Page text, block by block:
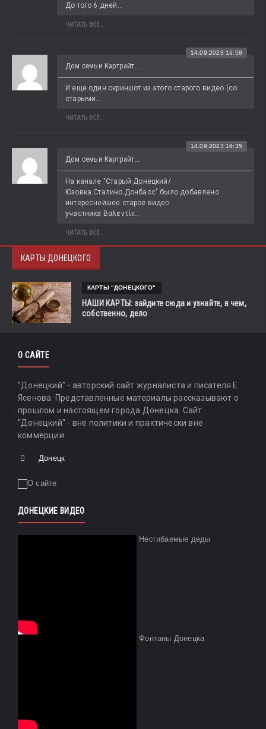
До того 6 дней...
ЧИТАТЬ ВСЁ...
Дом семьи Картрайт...
14.09.2023 16:58
И еще один скриншот из этого старого видео (со
старыми...
ЧИТАТЬ ВСЁ...
Дом семьи Картрайт...
14.09.2023 16:35
На канале "Старый Донецкий/
Юзовка.Сталино.Донбасс" было добавлено
интереснейшее старое видео
участника Βαλεντίν...
ЧИТАТЬ ВСЁ...
КАРТЫ ДОНЕЦКОГО
КАРТЫ "ДОНЕЦКОГО"
НАШИ КАРТЫ: зайдите сюда и узнайте, в чем,
собственно, дело
О САЙТЕ
"Донецкий" - авторский сайт журналиста и писателя Е.
Ясенова. Представленные материалы рассказывают о
прошлом и настоящем города Донецка. Сайт
"Донецкий" - вне политики и практически вне
коммерции.
Донецк
ДОНЕЦКИЕ ВИДЕО
Несгибаемые деды
Фонтаны Донецка